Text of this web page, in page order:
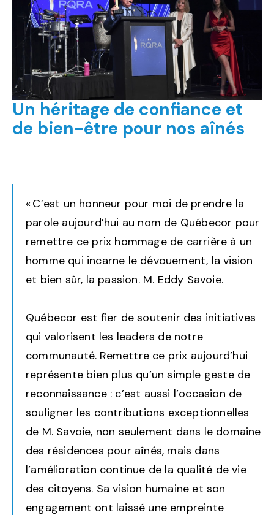
Un héritage de confiance et
de bien-être pour nos aînés
« C’est un honneur pour moi de prendre la
parole aujourd’hui au nom de Québecor pour
remettre ce prix hommage de carrière à un
homme qui incarne le dévouement, la vision
et bien sûr, la passion. M. Eddy Savoie.
Québecor est fier de soutenir des initiatives
qui valorisent les leaders de notre
communauté. Remettre ce prix aujourd’hui
représente bien plus qu’un simple geste de
reconnaissance : c’est aussi l’occasion de
souligner les contributions exceptionnelles
de M. Savoie, non seulement dans le domaine
des résidences pour aînés, mais dans
l’amélioration continue de la qualité de vie
des citoyens. Sa vision humaine et son
engagement ont laissé une empreinte